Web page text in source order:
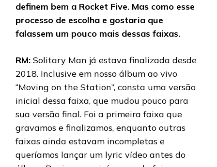
definem bem a Rocket Five. Mas como esse
processo de escolha e gostaria que
falassem um pouco mais dessas faixas.
RM: Solitary Man já estava finalizada desde
2018. Inclusive em nosso álbum ao vivo
“Moving on the Station”, consta uma versão
inicial dessa faixa, que mudou pouco para
sua versão final. Foi a primeira faixa que
gravamos e finalizamos, enquanto outras
faixas ainda estavam incompletas e
queríamos lançar um lyric vídeo antes do